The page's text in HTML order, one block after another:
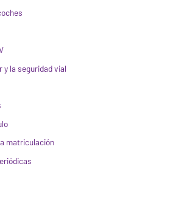
y la seguridad vial
matriculación